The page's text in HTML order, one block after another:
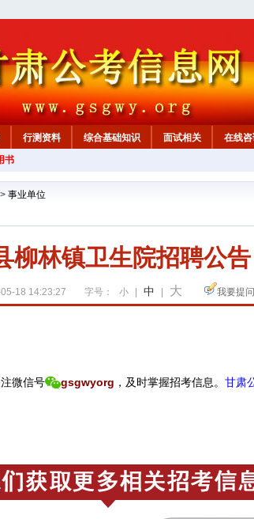
行测资料 综合基础知识 面试相关 在线
书
事业单位
柳林镇卫生院招聘公告
18 14:23:27 字号： 小 中 大 我要提问
微信号 gsgwyorg ， 及时掌握招考信息。 甘肃